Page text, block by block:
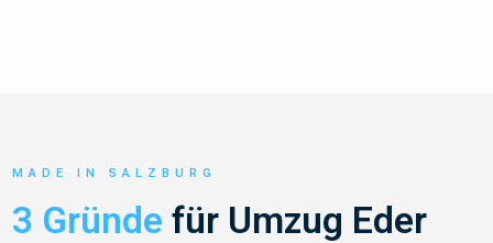
MADE IN SALZBURG
3 Gründe für Umzug Eder